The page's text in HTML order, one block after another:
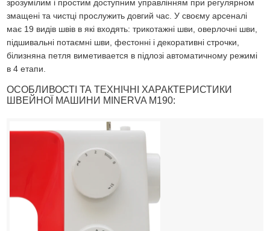
зрозумілим і простим доступним управлінням при регулярном
змащені та чистці прослужить довгий час. У своєму арсеналі
має 19 видів швів в які входять: трикотажні шви, оверлочні шви,
підшивальні потаємні шви, фестонні і декоративні строчки,
білизняна петля виметивается в підлозі автоматичному режимі
в 4 етапи.
ОСОБЛИВОСТІ ТА ТЕХНІЧНІ ХАРАКТЕРИСТИКИ
ШВЕЙНОЇ МАШИНИ MINERVA M190: